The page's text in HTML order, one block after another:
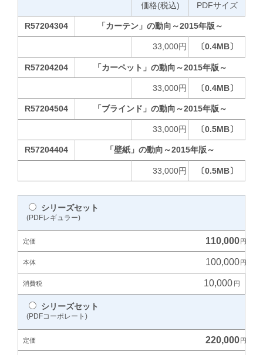
価格(税込) PDFサイズ
R57204304 「カーテン」の動向～2015年版～
33,000円 〔0.4MB〕
R57204204 「カーペット」の動向～2015年版～
33,000円 〔0.4MB〕
R57204504 「ブラインド」の動向～2015年版～
33,000円 〔0.5MB〕
R57204404 「壁紙」の動向～2015年版～
33,000円 〔0.5MB〕
シリーズセット
(PDFレギュラー)
110,000
100,000
10,000
シリーズセット
(PDFコーポレート)
220,000